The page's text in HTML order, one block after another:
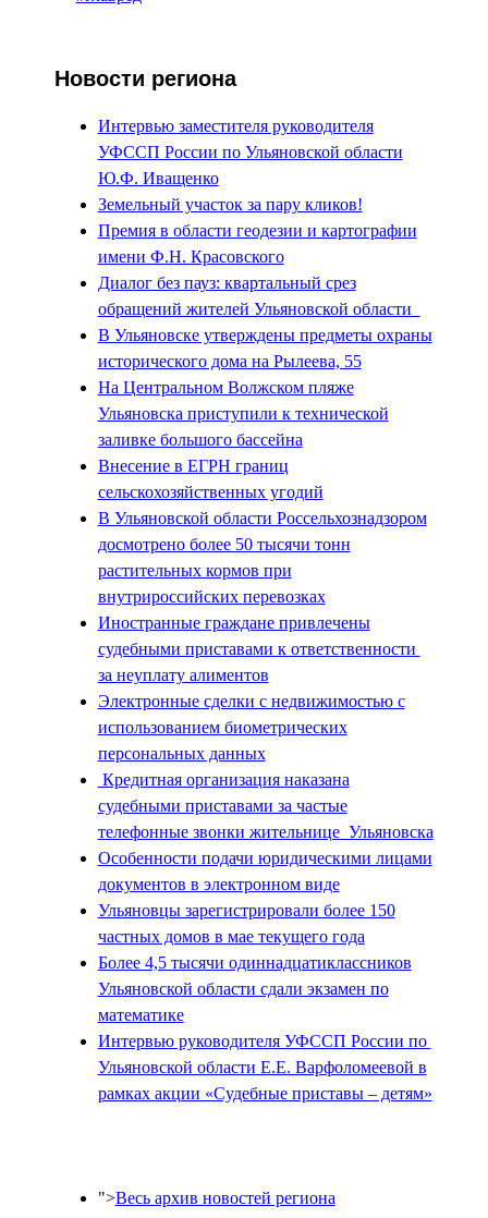
Новости региона
Интервью заместителя руководителя
УФССП России по Ульяновской области
Ю.Ф. Иващенко
Земельный участок за пару кликов!
Премия в области геодезии и картографии
имени Ф.Н. Красовского
Диалог без пауз: квартальный срез
обращений жителей Ульяновской области
В Ульяновске утверждены предметы охраны
исторического дома на Рылеева, 55
На Центральном Волжском пляже
Ульяновска приступили к технической
заливке большого бассейна
Внесение в ЕГРН границ
сельскохозяйственных угодий
В Ульяновской области Россельхознадзором
досмотрено более 50 тысячи тонн
растительных кормов при
внутрироссийских перевозках
Иностранные граждане привлечены
судебными приставами к ответственности
за неуплату алиментов
Электронные сделки с недвижимостью с
использованием биометрических
персональных данных
Кредитная организация наказана
судебными приставами за частые
телефонные звонки жительнице Ульяновска
Особенности подачи юридическими лицами
документов в электронном виде
Ульяновцы зарегистрировали более 150
частных домов в мае текущего года
Более 4,5 тысячи одиннадцатиклассников
Ульяновской области сдали экзамен по
математике
Интервью руководителя УФССП России по
Ульяновской области Е.Е. Варфоломеевой в
рамках акции «Судебные приставы – детям»
">Весь архив новостей региона